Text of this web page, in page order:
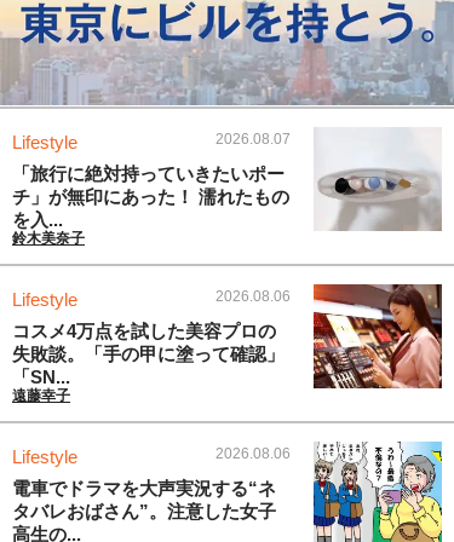
Lifestyle 2026.08.07
「旅行に絶対持っていきたいポー
チ」が無印にあった！ 濡れたもの
を入...
鈴木美奈子
Lifestyle 2026.08.06
コスメ4万点を試した美容プロの
失敗談。「手の甲に塗って確認」
「SN...
遠藤幸子
Lifestyle 2026.08.06
電車でドラマを大声実況する“ネ
タバレおばさん”。注意した女子
高生の...